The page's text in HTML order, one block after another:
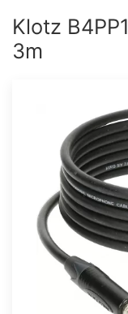
Klotz
3m